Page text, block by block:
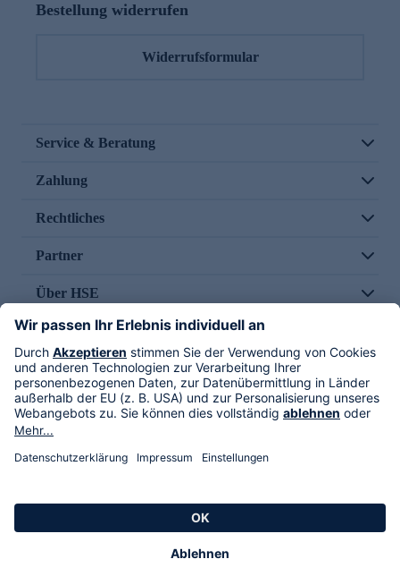
Bestellung widerrufen
Widerrufsformular
Service & Beratung
Zahlung
Rechtliches
Partner
Über HSE
Im TV
HSE International